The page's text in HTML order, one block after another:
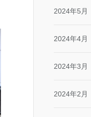
2024年5月
2024年4月
2024年3月
2024年2月